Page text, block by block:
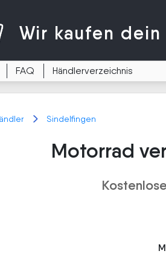
Wir kaufen dein
FAQ Händlerverzeichnis
Sindelfingen
Motorrad